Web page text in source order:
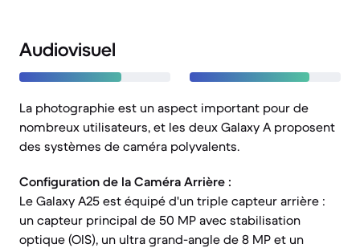
Audiovisuel
La photographie est un aspect important pour de
nombreux utilisateurs, et les deux Galaxy A proposent
des systèmes de caméra polyvalents.
Configuration de la Caméra Arrière :
Le Galaxy A25 est équipé d'un triple capteur arrière :
un capteur principal de 50 MP avec stabilisation
optique (OIS), un ultra grand-angle de 8 MP et un